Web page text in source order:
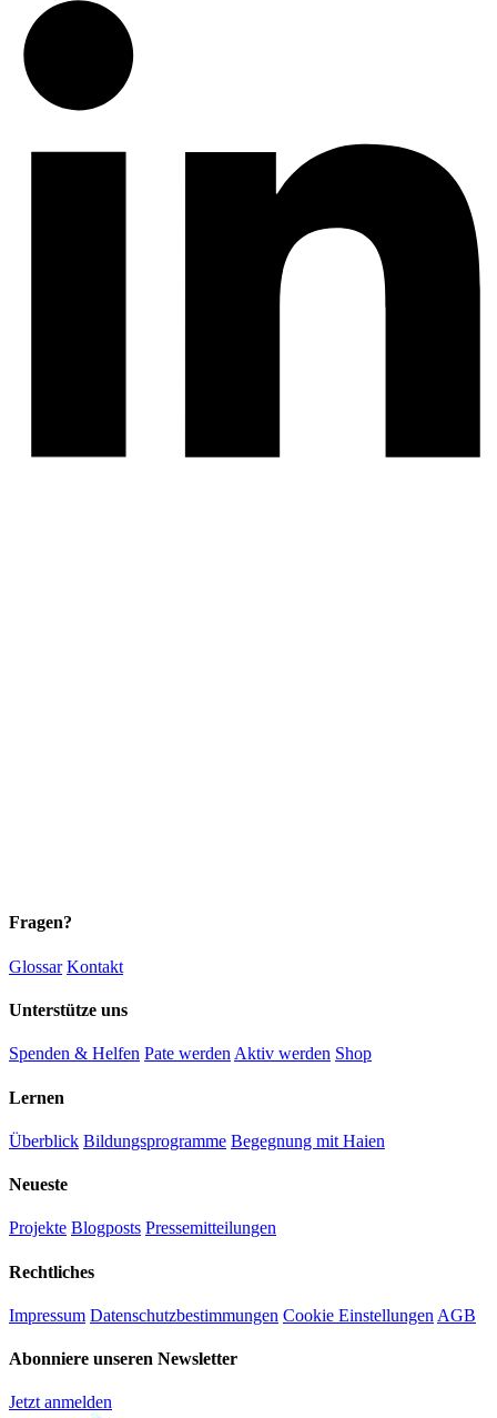
Fragen?
Glossar Kontakt
Unterstütze uns
Spenden & Helfen Pate werden Aktiv werden Shop
Lernen
Überblick Bildungsprogramme Begegnung mit Haien
Neueste
Projekte Blogposts Presse­mitteilungen
Rechtliches
Impressum Datenschutz­bestimmungen Cookie Einstellungen AGB
Abonniere unseren Newsletter
Jetzt anmelden